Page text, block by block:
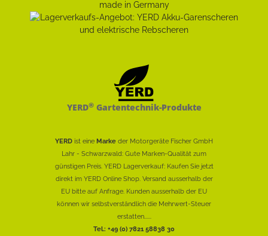
YERD®Gartentechnik-Produkte
YERD ist eine Marke der Motorgeräte Fischer GmbH
Lahr - Schwarzwald: Gute Marken-Qualität zum
günstigen Preis. YERD Lagerverkauf: Kaufen Sie jetzt
direkt im YERD Online Shop. Versand ausserhalb der
EU bitte auf Anfrage. Kunden ausserhalb der EU
können wir selbstverständlich die Mehrwert-Steuer
erstatten......
Tel.: +49 (0) 7821 58838 30